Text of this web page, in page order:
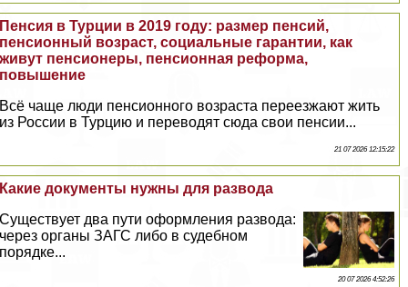
Пенсия в Турции в 2019 году: размер пенсий,
пенсионный возраст, социальные гарантии, как
живут пенсионеры, пенсионная реформа,
повышение
Всё чаще люди пенсионного возраста переезжают жить
из России в Турцию и переводят сюда свои пенсии...
21 07 2026 12:15:22
Какие документы нужны для развода
Существует два пути оформления развода:
через органы ЗАГС либо в судебном
порядке...
20 07 2026 4:52:26